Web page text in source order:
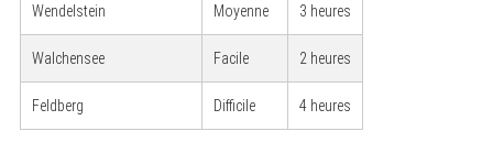
Wendelstein Moyenne 3 heures
Walchensee Facile 2 heures
Feldberg Difficile 4 heures